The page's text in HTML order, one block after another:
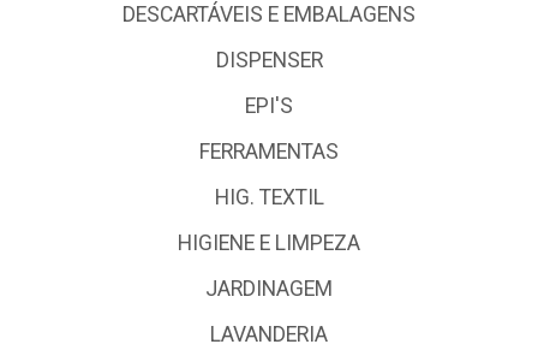
DESCARTÁVEIS E EMBALAGENS
DISPENSER
EPI'S
FERRAMENTAS
HIG. TEXTIL
HIGIENE E LIMPEZA
JARDINAGEM
LAVANDERIA